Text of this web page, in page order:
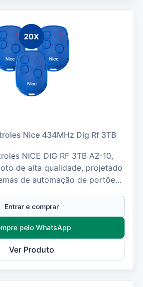
Nice 434MHz Dig Rf 3TB
NICE DIG RF 3TB AZ-10,
de alta qualidade, projetado
de automação de portões,
Entrar e comprar
pelo WhatsApp
Ver Produto